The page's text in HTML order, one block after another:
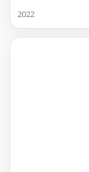
2022